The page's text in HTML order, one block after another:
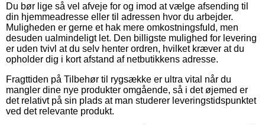
Du bør lige så vel afveje for og imod at vælge afsending til
din hjemmeadresse eller til adressen hvor du arbejder.
Muligheden er gerne et hak mere omkostningsfuld, men
desuden ualmindeligt let. Den billigste mulighed for levering
er uden tvivl at du selv henter ordren, hvilket kræver at du
opholder dig i kort afstand af netbutikkens adresse.
Fragttiden på Tilbehør til rygsække er ultra vital når du
mangler dine nye produkter omgående, så i det øjemed er
det relativt på sin plads at man studerer leveringstidspunktet
ved det relevante produkt.